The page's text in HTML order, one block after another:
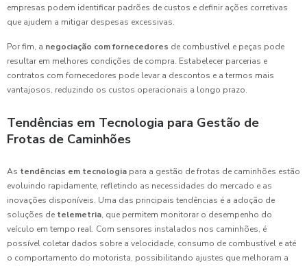
empresas podem identificar padrões de custos e definir ações corretivas
que ajudem a mitigar despesas excessivas.
Por fim, a negociação com fornecedores de combustível e peças pode
resultar em melhores condições de compra. Estabelecer parcerias e
contratos com fornecedores pode levar a descontos e a termos mais
vantajosos, reduzindo os custos operacionais a longo prazo.
Tendências em Tecnologia para Gestão de
Frotas de Caminhões
As tendências em tecnologia para a gestão de frotas de caminhões estão
evoluindo rapidamente, refletindo as necessidades do mercado e as
inovações disponíveis. Uma das principais tendências é a adoção de
soluções de telemetria, que permitem monitorar o desempenho do
veículo em tempo real. Com sensores instalados nos caminhões, é
possível coletar dados sobre a velocidade, consumo de combustível e até
o comportamento do motorista, possibilitando ajustes que melhoram a